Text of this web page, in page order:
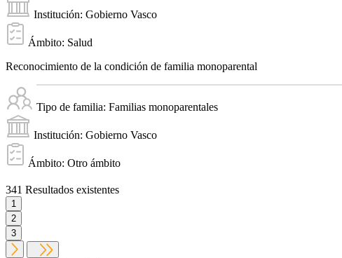
Institución: Gobierno Vasco
Ámbito: Salud
Reconocimiento de la condición de familia monoparental
Tipo de familia: Familias monoparentales
Institución: Gobierno Vasco
Ámbito: Otro ámbito
341 Resultados existentes
1
2
3